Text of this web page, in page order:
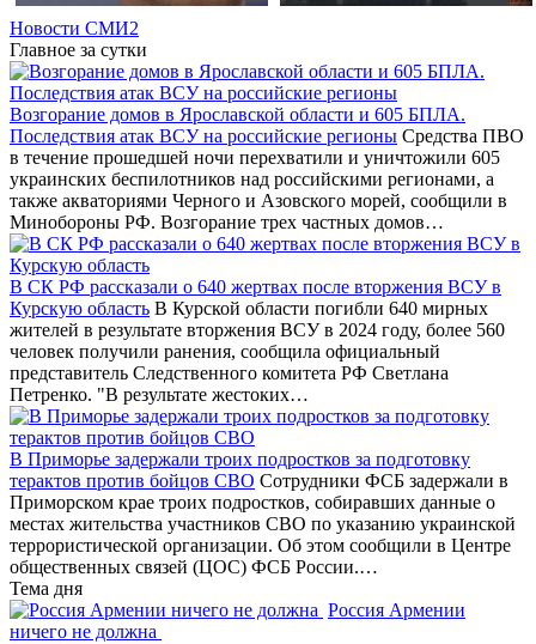
Новости СМИ2
Главное за сутки
Возгорание домов в Ярославской области и 605 БПЛА.
Последствия атак ВСУ на российские регионы Средства ПВО
в течение прошедшей ночи перехватили и уничтожили 605
украинских беспилотников над российскими регионами, а
также акваториями Черного и Азовского морей, сообщили в
Минобороны РФ. Возгорание трех частных домов…
В СК РФ рассказали о 640 жертвах после вторжения ВСУ в
Курскую область В Курской области погибли 640 мирных
жителей в результате вторжения ВСУ в 2024 году, более 560
человек получили ранения, сообщила официальный
представитель Следственного комитета РФ Светлана
Петренко. "В результате жестоких…
В Приморье задержали троих подростков за подготовку
терактов против бойцов СВО Сотрудники ФСБ задержали в
Приморском крае троих подростков, собиравших данные о
местах жительства участников СВО по указанию украинской
террористической организации. Об этом сообщили в Центре
общественных связей (ЦОС) ФСБ России.…
Тема дня
Россия Армении
ничего не должна